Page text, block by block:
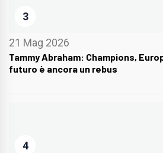
3
21 Mag 2026
Tammy Abraham: Champions,
futuro è ancora un rebus
4